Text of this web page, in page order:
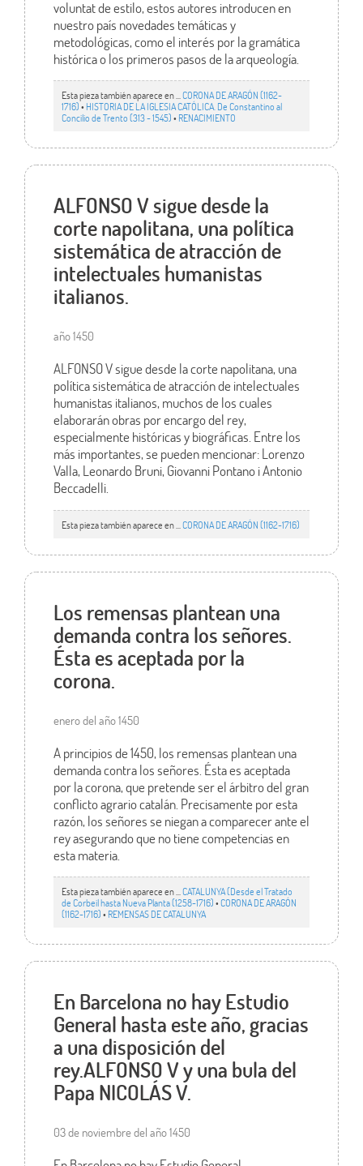
voluntat de estilo, estos autores introducen en
nuestro país novedades temáticas y
metodológicas, como el interés por la gramática
histórica o los primeros pasos de la arqueología.
Esta pieza también aparece en ... CORONA DE ARAGÓN (1162-
1716)• HISTORIA DE LA IGLESIA CATÓLICA. De Constantino al
Concilio de Trento (313 - 1545)• RENACIMIENTO
ALFONSO V sigue desde la
corte napolitana, una política
sistemática de atracción de
intelectuales humanistas
italianos.
año 1450
ALFONSO V sigue desde la corte napolitana, una
política sistemática de atracción de intelectuales
humanistas italianos, muchos de los cuales
elaborarán obras por encargo del rey,
especialmente históricas y biográficas. Entre los
más importantes, se pueden mencionar: Lorenzo
Valla, Leonardo Bruni, Giovanni Pontano i Antonio
Beccadelli.
Esta pieza también aparece en ... CORONA DE ARAGÓN (1162-1716)
Los remensas plantean una
demanda contra los señores.
Ésta es aceptada por la
corona.
enero del año 1450
A principios de 1450, los remensas plantean una
demanda contra los señores. Ésta es aceptada
por la corona, que pretende ser el árbitro del gran
conflicto agrario catalán. Precisamente por esta
razón, los señores se niegan a comparecer ante el
rey asegurando que no tiene competencias en
esta materia.
Esta pieza también aparece en ... CATALUNYA (Desde el Tratado
de Corbeil hasta Nueva Planta (1258-1716)•CORONA DE ARAGÓN
(1162-1716)• REMENSAS DE CATALUNYA
En Barcelona no hay Estudio
General hasta este año, gracias
a una disposición del
rey.ALFONSO V y una bula del
Papa NICOLÁS V.
03 de noviembre del año 1450